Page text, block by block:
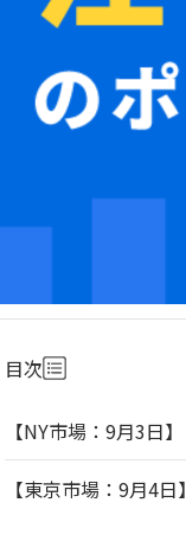
目次
【NY市場：9月3日】
【東京市場：9月4日】